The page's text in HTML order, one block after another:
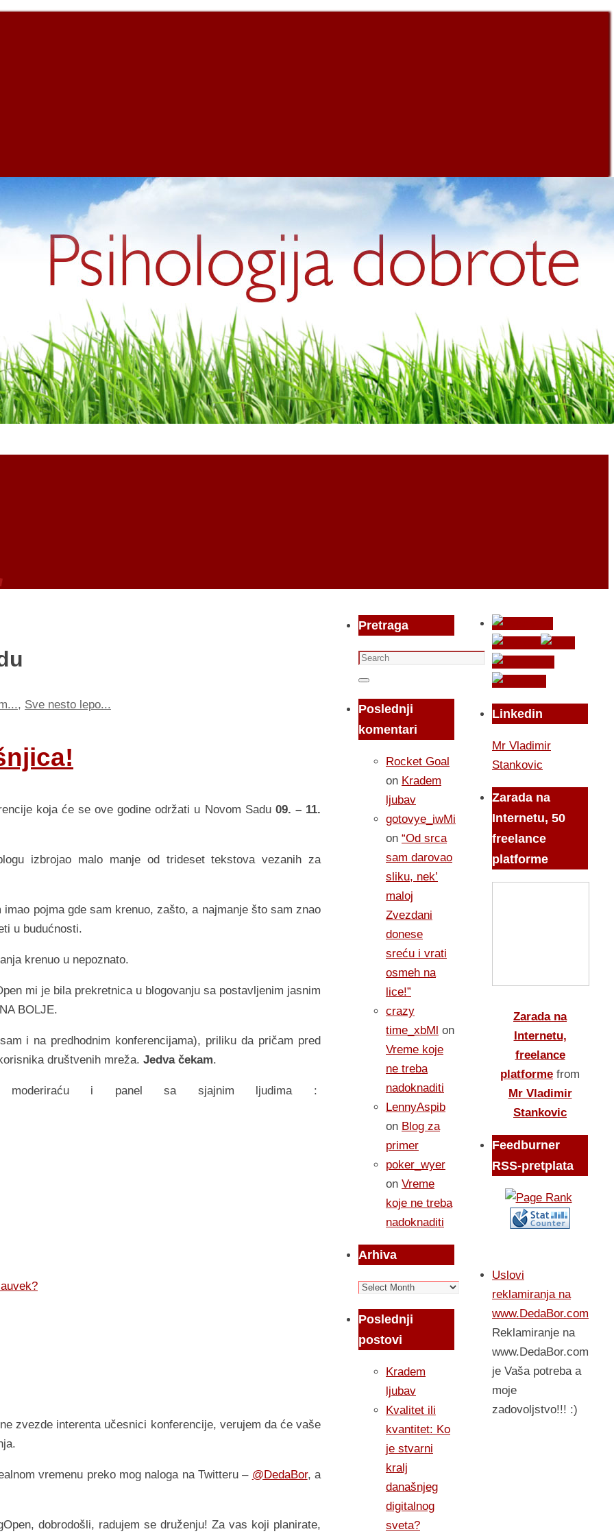
, Sve nesto lepo...
koja će se ove godine održati u Novom Sadu09. – 11.
izbrojao malo manje od trideset tekstova vezanih za
pojma gde sam krenuo, zašto, a najmanje što sam znao
u budućnosti.
krenuo u nepoznato.
mi je bila prekretnica u blogovanju sa postavljenim jasnim
BOLJE.
i na predhodnim konferencijama), priliku da pričam pred
društvenih mreža. Jedva čekam.
i panel sa sjajnim ljudima :
zvezde interenta učesnici konferencije, verujem da će vaše
vremenu preko mog naloga na Twitteru – @DedaBor, a
dobrodošli, radujem se druženju! Za vas koji planirate,
Pretraga
Search
for:
Search
Poslednji
komentari
Rocket Goal
on Kradem
ljubav
gotovye_iwMi
on “Od srca
sam darovao
sliku, nek’
maloj
Zvezdani
donese
sreću i vrati
osmeh na
lice!”
crazy
time_xbMl on
Vreme koje
ne treba
nadoknaditi
LennyAspib
on Blog za
primer
poker_wyer
on Vreme
koje ne treba
nadoknaditi
Arhiva
Arhiva
Poslednji
postovi
Kradem
ljubav
Kvalitet ili
kvantitet: Ko
je stvarni
kralj
današnjeg
digitalnog
sveta?
Linkedin
Mr Vladimir
Stankovic
Zarada na
Internetu, 50
freelance
platforme
Zarada na
Internetu,
freelance
platforme from
Mr Vladimir
Stankovic
Feedburner
RSS-pretplata
Uslovi
reklamiranja na
www.DedaBor.com
Reklamiranje na
www.DedaBor.com
je Vaša potreba a
moje
zadovoljstvo!!! :)